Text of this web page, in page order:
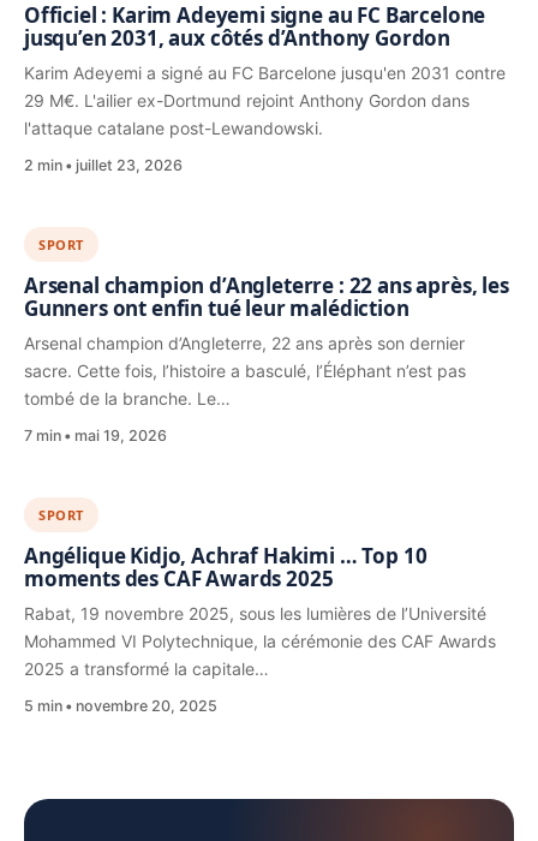
Officiel : Karim Adeyemi signe au FC Barcelone
jusqu’en 2031, aux côtés d’Anthony Gordon
Karim Adeyemi a signé au FC Barcelone jusqu'en 2031 contre
29 M€. L'ailier ex-Dortmund rejoint Anthony Gordon dans
l'attaque catalane post-Lewandowski.
2 min juillet 23, 2026
SPORT
Arsenal champion d’Angleterre : 22 ans après, les
Gunners ont enfin tué leur malédiction
Arsenal champion d’Angleterre, 22 ans après son dernier
sacre. Cette fois, l’histoire a basculé, l’Éléphant n’est pas
tombé de la branche. Le…
7 min mai 19, 2026
SPORT
Angélique Kidjo, Achraf Hakimi … Top 10
moments des CAF Awards 2025
Rabat, 19 novembre 2025, sous les lumières de l’Université
Mohammed VI Polytechnique, la cérémonie des CAF Awards
2025 a transformé la capitale…
5 min novembre 20, 2025